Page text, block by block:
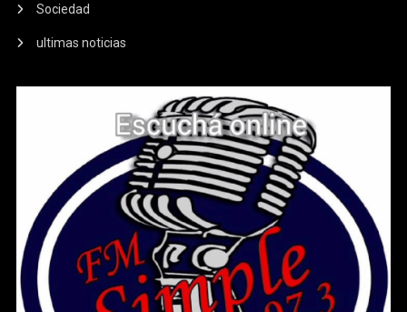
Sociedad
ultimas noticias